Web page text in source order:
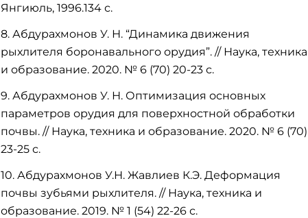
Янгиюль, 1996.134 с.
8. Абдурахмонов У. Н. “Динамика движения
рыхлителя боронавального орудия”. // Наука, техника
и образование. 2020. № 6 (70) 20-23 с.
9. Абдурахмонов У. Н. Оптимизация основных
параметров орудия для поверхностной обработки
почвы. // Наука, техника и образование. 2020. № 6 (70)
23-25 с.
10. Абдурахмонов У.Н. Жaвлиев К.Э. Деформация
почвы зубьями рыхлителя. // Наука, техника и
образование. 2019. № 1 (54) 22-26 с.